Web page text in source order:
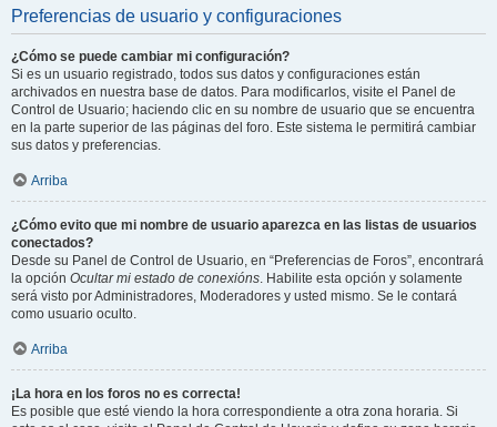
Preferencias de usuario y configuraciones
¿Cómo se puede cambiar mi configuración?
Si es un usuario registrado, todos sus datos y configuraciones están
archivados en nuestra base de datos. Para modificarlos, visite el Panel de
Control de Usuario; haciendo clic en su nombre de usuario que se encuentra
en la parte superior de las páginas del foro. Este sistema le permitirá cambiar
sus datos y preferencias.
Arriba
¿Cómo evito que mi nombre de usuario aparezca en las listas de usuarios
conectados?
Desde su Panel de Control de Usuario, en “Preferencias de Foros”, encontrará
la opción Ocultar mi estado de conexións. Habilite esta opción y solamente
será visto por Administradores, Moderadores y usted mismo. Se le contará
como usuario oculto.
Arriba
¡La hora en los foros no es correcta!
Es posible que esté viendo la hora correspondiente a otra zona horaria. Si